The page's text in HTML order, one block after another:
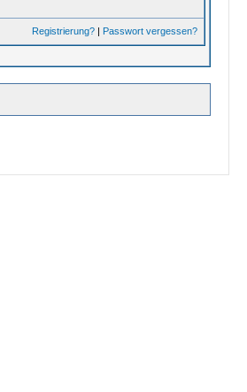
Registrierung?| Passwort vergessen?